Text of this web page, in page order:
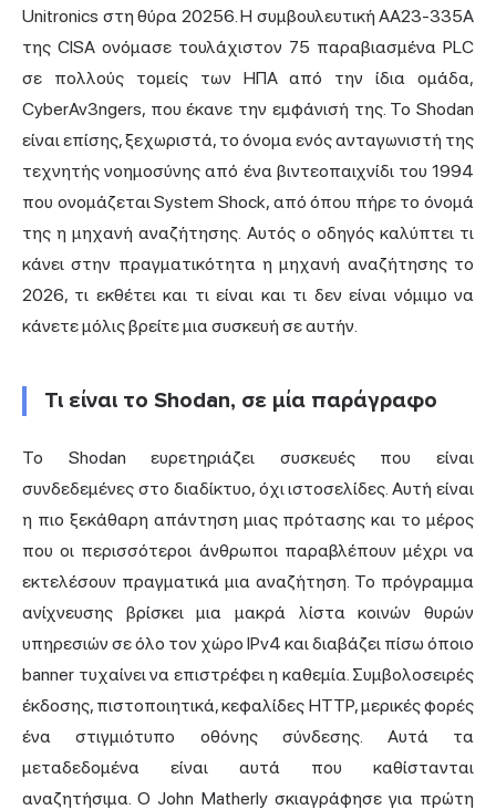
Unitronics στη θύρα 20256. Η συμβουλευτική AA23-335A
της CISA ονόμασε τουλάχιστον 75 παραβιασμένα PLC
σε πολλούς τομείς των ΗΠΑ από την ίδια ομάδα,
CyberAv3ngers, που έκανε την εμφάνισή της. Το Shodan
είναι επίσης, ξεχωριστά, το όνομα ενός ανταγωνιστή της
τεχνητής νοημοσύνης από ένα βιντεοπαιχνίδι του 1994
που ονομάζεται System Shock, από όπου πήρε το όνομά
της η μηχανή αναζήτησης. Αυτός ο οδηγός καλύπτει τι
κάνει στην πραγματικότητα η μηχανή αναζήτησης το
2026, τι εκθέτει και τι είναι και τι δεν είναι νόμιμο να
κάνετε μόλις βρείτε μια συσκευή σε αυτήν.
Τι είναι το Shodan, σε μία παράγραφο
Το Shodan ευρετηριάζει συσκευές που είναι
συνδεδεμένες στο διαδίκτυο, όχι ιστοσελίδες. Αυτή είναι
η πιο ξεκάθαρη απάντηση μιας πρότασης και το μέρος
που οι περισσότεροι άνθρωποι παραβλέπουν μέχρι να
εκτελέσουν πραγματικά μια αναζήτηση. Το πρόγραμμα
ανίχνευσης βρίσκει μια μακρά λίστα κοινών θυρών
υπηρεσιών σε όλο τον χώρο IPv4 και διαβάζει πίσω όποιο
banner τυχαίνει να επιστρέφει η καθεμία. Συμβολοσειρές
έκδοσης, πιστοποιητικά, κεφαλίδες HTTP, μερικές φορές
ένα στιγμιότυπο οθόνης σύνδεσης. Αυτά τα
μεταδεδομένα είναι αυτά που καθίστανται
αναζητήσιμα. Ο John Matherly σκιαγράφησε για πρώτη